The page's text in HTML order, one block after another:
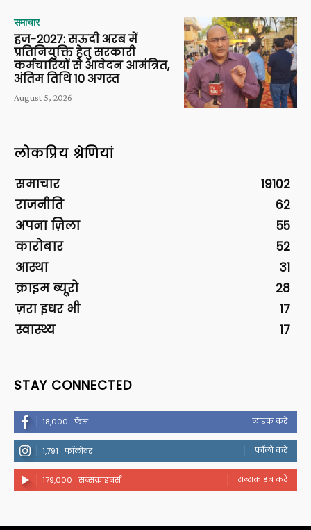
समाचार
हज-2027: सऊदी अरब में
प्रतिनियुक्ति हेतु सरकारी
कर्मचारियों से आवेदन आमंत्रित,
अंतिम तिथि 10 अगस्त
August 5, 2026
लोकप्रिय श्रेणियां
समाचार
19102
राजनीति
62
अपना ज़िला
55
कारोबार
52
आस्था
31
क्राइम ब्यूरो
28
ज़रा इधर भी
17
स्वास्थ्य
17
STAY CONNECTED
18,000 फैंस लाइक करें
1,791 फॉलोवर फॉलो करें
179,000 सब्सक्राइबर्स सब्सक्राइब करें